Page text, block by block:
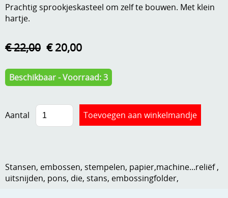
Hechtingsmaterialen
Kneedmateriaal
Leuke versieringen
Papier en karton
Prachtig sprookjeskasteel om zelf te bouwen. Met klein
hartje.
€ 22,00 € 20,00
Beschikbaar - Voorraad: 3
Aantal
Stansen, embossen, stempelen, papier,machine...reliëf ,
uitsnijden, pons, die, stans, embossingfolder,